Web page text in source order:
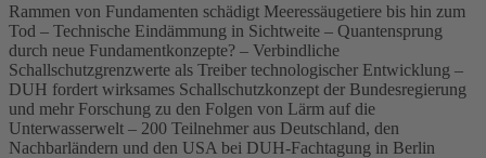
Rammen von Fundamenten schädigt Meeressäugetiere bis hin zum
Tod – Technische Eindämmung in Sichtweite – Quantensprung
durch neue Fundamentkonzepte? – Verbindliche
Schallschutzgrenzwerte als Treiber technologischer Entwicklung –
DUH fordert wirksames Schallschutzkonzept der Bundesregierung
und mehr Forschung zu den Folgen von Lärm auf die
Unterwasserwelt – 200 Teilnehmer aus Deutschland, den
Nachbarländern und den USA bei DUH-Fachtagung in Berlin